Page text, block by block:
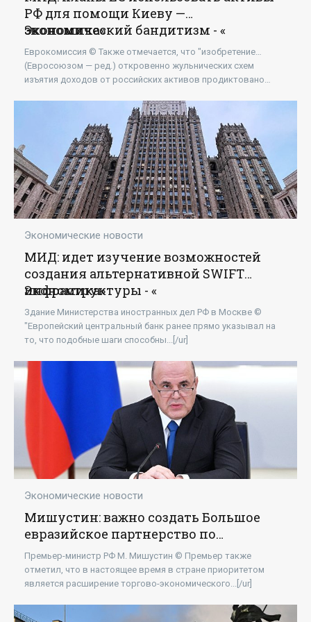
РФ для помощи Киеву —
экономический бандитизм - «
Экономика»
Еврокомиссия © Также отмечается, что "изобретение…
(Евросоюзом — ред.) откровенно жульнических схем
изъятия доходов от российских активов продиктовано
Экономические новости
МИД: идет изучение возможностей
создания альтернативной SWIFT
инфраструктуры - «
Экономика»
Здание Министерства иностранных дел РФ в Москве ©
"Европейский центральный банк ранее прямо указывал на
то, что подобные шаги способны...[/ur]
Экономические новости
Мишустин: важно создать Большое
евразийское партнерство по
инициативе Путина - «Экономика»
Премьер-министр РФ М. Мишустин © Премьер также
отметил, что в настоящее время в стране приоритетом
является расширение торгово-экономического...[/ur]